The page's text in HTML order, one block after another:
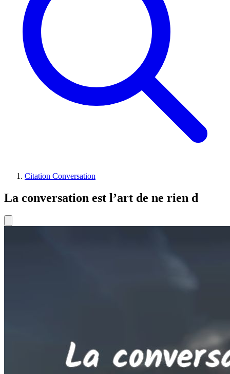
Citation Conversation
La conversation est l’art de ne rien d